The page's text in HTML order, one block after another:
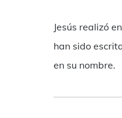
Jesús realizó
han sido
en su nombre.